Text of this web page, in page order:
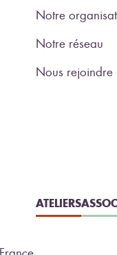
Notre
Notre réseau
Nous rejoindre
ATELIERS